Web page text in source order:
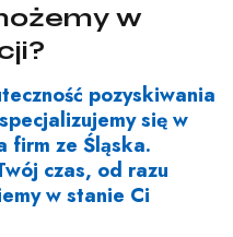
w
pozyskiwania
się w
firm ze Śląska.
czas, od razu
w stanie Ci